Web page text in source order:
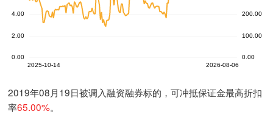
2019年08月19日被调入融资融券标的，可冲抵保证金最高折扣
率65.00%。